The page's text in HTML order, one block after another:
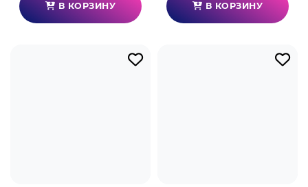
В КОРЗИНУ В КОРЗИНУ